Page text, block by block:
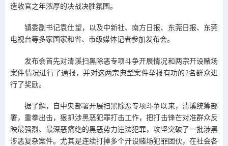
造收官之年浓厚的决战决胜氛围。
镇委副书记袁仕望，以及中新社、南方日报、东莞日报、东莞
电视台等多家国家和省、市级媒体记者参加发布会。
发布会首先对清溪扫黑除恶专项斗争开展情况和两宗开设赌场
案件情况进行了通报，并对这两宗典型案件举报有功的2名群众进
行了奖励。
据了解，自中央部署开展扫黑除恶专项斗争以来，清溪统筹部
署，重拳出击，狠抓涉黑恶犯罪打击工作，把打击锋芒对准群众反
映最强烈、最深恶痛绝的黑恶势力违法犯罪，攻坚突破了一批涉黑
涉恶复杂案件。尤其是连续打掉多个开设赌场犯罪团伙，在社会各